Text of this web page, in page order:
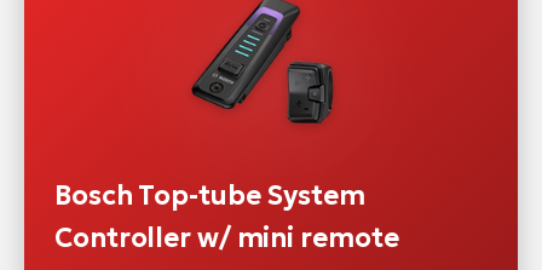
Bosch Top-tube System
Controller w/ mini remote